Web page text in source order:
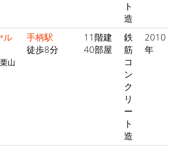
ト
造
ル
山
手柄駅
徒歩8分
11階建
40部屋
鉄
筋
コ
ン
ク
リ
ー
ト
造
2010
年